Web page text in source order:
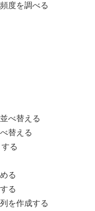
度を調べる
べ替える
替える
る
る
る
を作成する